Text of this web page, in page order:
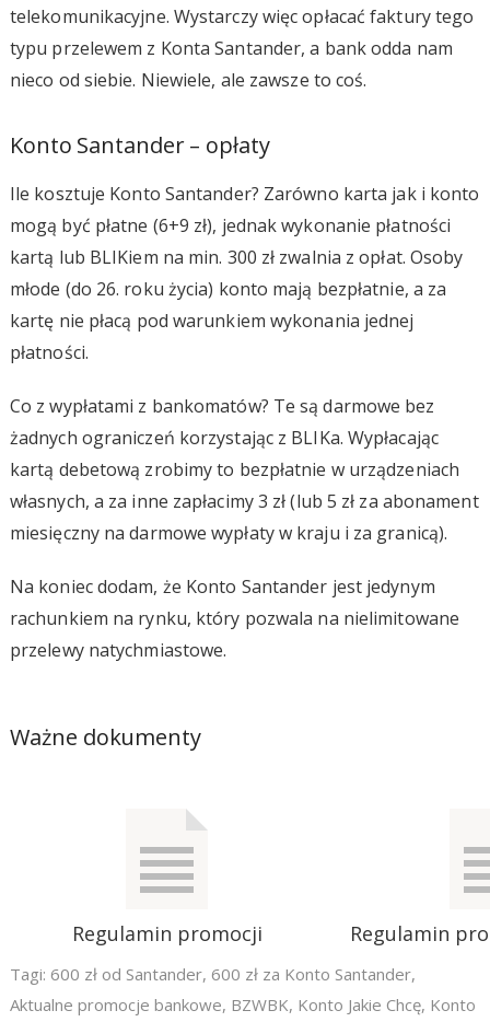
telekomunikacyjne. Wystarczy więc opłacać faktury tego
typu przelewem z Konta Santander, a bank odda nam
nieco od siebie. Niewiele, ale zawsze to coś.
Konto Santander – opłaty
Ile kosztuje Konto Santander? Zarówno karta jak i konto
mogą być płatne (6+9 zł), jednak wykonanie płatności
kartą lub BLIKiem na min. 300 zł zwalnia z opłat. Osoby
młode (do 26. roku życia) konto mają bezpłatnie, a za
kartę nie płacą pod warunkiem wykonania jednej
płatności.
Co z wypłatami z bankomatów? Te są darmowe bez
żadnych ograniczeń korzystając z BLIKa. Wypłacając
kartą debetową zrobimy to bezpłatnie w urządzeniach
własnych, a za inne zapłacimy 3 zł (lub 5 zł za abonament
miesięczny na darmowe wypłaty w kraju i za granicą).
Na koniec dodam, że Konto Santander jest jedynym
rachunkiem na rynku, który pozwala na nielimitowane
przelewy natychmiastowe.
Ważne dokumenty
Regulamin promocji Regulamin
Tagi: 600 zł od Santander, 600 zł za Konto Santander,
Aktualne promocje bankowe, BZWBK, Konto Jakie Chcę, Konto